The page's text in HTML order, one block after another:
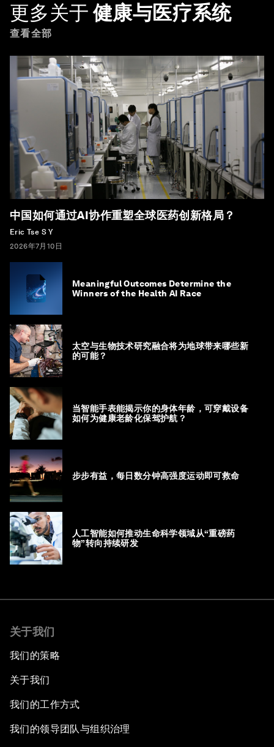
更多关于 健康与医疗系统
查看全部
中国如何通过AI协作重塑全球医药创新格局？
Eric Tse S Y
2026年7月10日
Meaningful Outcomes Determine the
Winners of the Health AI Race
太空与生物技术研究融合将为地球带来哪些新
的可能？
当智能手表能揭示你的身体年龄，可穿戴设备
如何为健康老龄化保驾护航？
步步有益，每日数分钟高强度运动即可救命
人工智能如何推动生命科学领域从“重磅药
物”转向持续研发
关于我们
我们的策略
关于我们
我们的工作方式
我们的领导团队与组织治理